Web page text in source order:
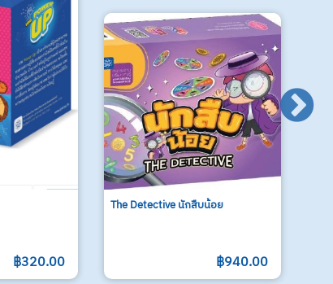
฿320.00
The Detective นักสืบน้อย
฿940.00